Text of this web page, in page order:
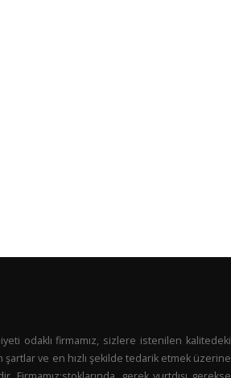
odaklı firmamız, sizlere istenilen kalitedeki
ve en hızlı şekilde tedarik etmek üzerine